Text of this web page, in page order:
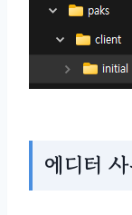
에디터